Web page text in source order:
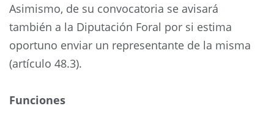
Asimismo, de su convocatoria se avisará
también a la Diputación Foral por si estima
oportuno enviar un representante de la misma
(artículo 48.3).
Funciones